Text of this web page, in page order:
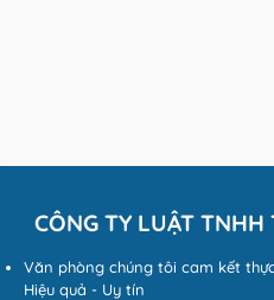
CÔNG TY LUẬT
Văn phòng chúng tôi cam kết
Hiệu quả - Uy tín